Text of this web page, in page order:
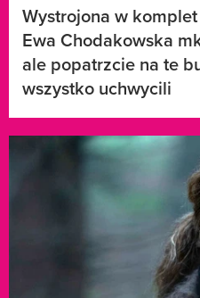
Wystrojona w
Ewa Chodakowska
ale popatrzcie na te
wszystko uchwycili